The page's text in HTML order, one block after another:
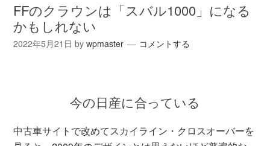
FFのクラウンは「スバル1000」になる
かもしれない
2022年5月21日 bywpmaster コメントする
今の日産に合っている
中古車サイトで改めてスカイライン・クロスオーバーを